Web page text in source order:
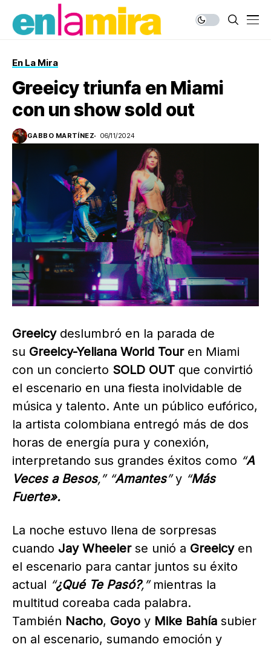
En La Mira
Greeicy triunfa en Miami
con un show sold out
GABBO MARTÍNEZ 06/11/2024
Greeicydeslumbró en la parada de
su Greeicy-Yeliana World Touren Miami
con un concierto SOLD OUT que convirtió
el escenario en una fiesta inolvidable de
música y talento. Ante un público eufórico,
la artista colombiana entregó más de dos
horas de energía pura y conexión,
interpretando sus grandes éxitos como “A
Veces a Besos,” “Amantes”y “Más
Fuerte».
La noche estuvo llena de sorpresas
cuando Jay Wheelerse unió a Greeicyen
el escenario para cantar juntos su éxito
actual “¿Qué Te Pasó?,” mientras la
multitud coreaba cada palabra.
También Nacho, Goyo y Mike Bahía subier
on al escenario, sumando emoción y